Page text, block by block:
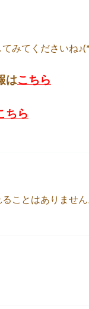
てみてくださいね
はこちら
ちら
ことはありません